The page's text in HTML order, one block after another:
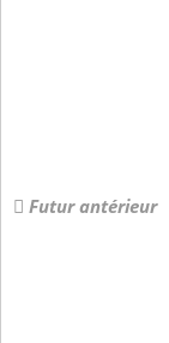
Futur antérieur